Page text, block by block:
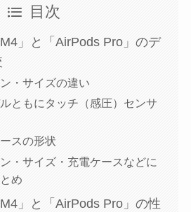
目次
」と「AirPods Pro」のデ
ン・サイズの違い
ルともにタッチ（感圧）センサ
スの形状
ン・サイズ・充電ケースなどに
め
」と「AirPods Pro」の性